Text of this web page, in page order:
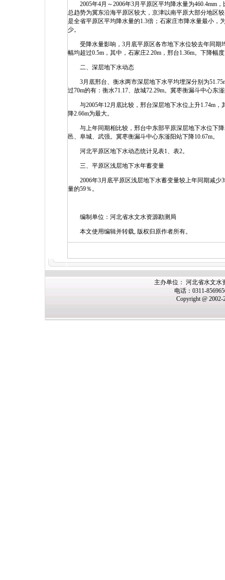
2005年4月～2006年3月平原区平均降水量为460.4mm，
总趋势为冀东沿海平原区较大，京津以南平原大部分地区
是全省平原区平均降水量的1.3倍；石家庄市降水量最小，
少。
受降水量影响，3月底平原区各市地下水位较去年同期
幅均超过0.5m，其中，石家庄2.20m，邢台1.36m。下降幅
二、深层地下水动态
3月底邢台、衡水两市深层地下水平均埋深分别为
过70m的有：衡水71.17、故城72.29m。冀枣衡漏斗中心东
与2005年12月底比较，邢台深层地下水位上升1.74m，
降2.66m为最大。
与上年同期相比较，邢台中东部平原深层地下水位下降
邑、阜城、武强。冀枣衡漏斗中心东滏阳站下降10.67m。
河北平原区地下水动态统计见表1、表2。
三、平原区浅层地下水年蓄变量
2006年3月底平原区浅层地下水蓄变量较上年同期减少
量的59％。
编制单位：河北省水文水资源勘测局
本文使用编辑并转载, 版权归原作者所有。
主办单位： 河北省水文水
电话：0311-
Copyright @ 2002-